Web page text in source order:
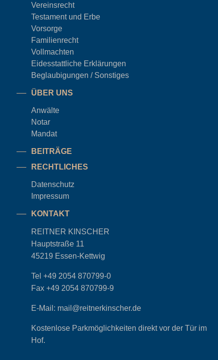
Vereinsrecht
Testament und Erbe
Vorsorge
Familienrecht
Vollmachten
Eidesstattliche Erklärungen
Beglaubigungen / Sonstiges
ÜBER UNS
Anwälte
Notar
Mandat
BEITRÄGE
RECHTLICHES
Datenschutz
Impressum
KONTAKT
REITNER KINSCHER
Hauptstraße 11
45219 Essen-Kettwig
Tel +49 2054 870799-0
Fax +49 2054 870799-9
E-Mail: mail@reitnerkinscher.de
Kostenlose Parkmöglichkeiten direkt vor der Tür im
Hof.